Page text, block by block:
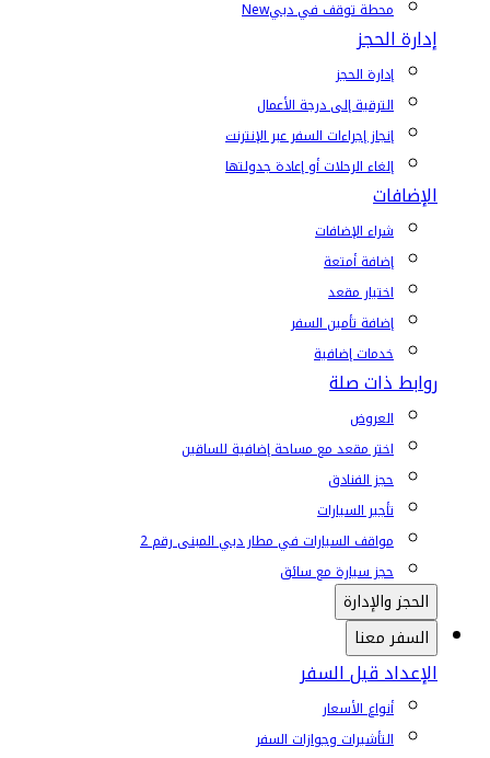
محطة توقف في دبيNew
إدارة الحجز
إدارة الحجز
الترقية إلى درجة الأعمال
إنجاز إجراءات السفر عبر الإنترنت
إلغاء الرحلات أو إعادة جدولتها
الإضافات
شراء الإضافات
إضافة أمتعة
اختيار مقعد
إضافة تأمين السفر
خدمات إضافية
روابط ذات صلة
العروض
اختر مقعد مع مساحة إضافية للساقين
حجز الفنادق
تأجير السيارات
مواقف السيارات في مطار دبي المبنى رقم 2
حجز سيارة مع سائق
الحجز والإدارة
السفر معنا
الإعداد قبل السفر
أنواع الأسعار
التأشيرات وجوازات السفر